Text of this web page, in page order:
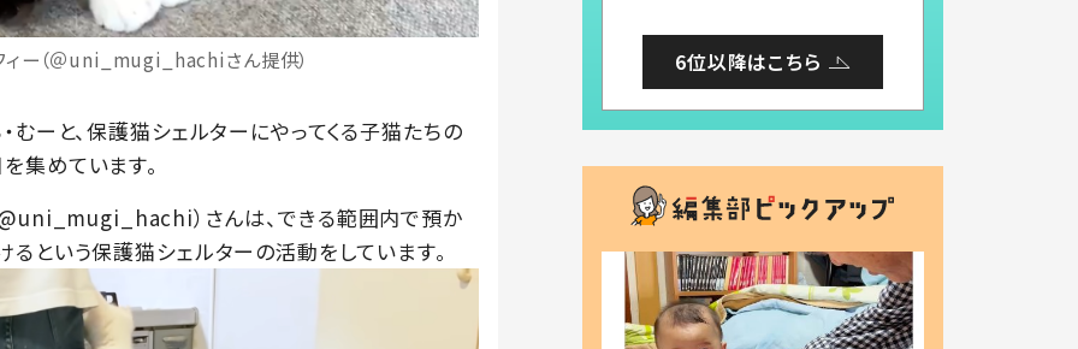
ィー（＠uni_mugi_hachiさん提供）
むーと、保護猫シェルターにやってくる子猫たちの
集めています。
）さんは、できる範囲内で預か
という保護猫シェルターの活動をしています。
6位以降はこちら